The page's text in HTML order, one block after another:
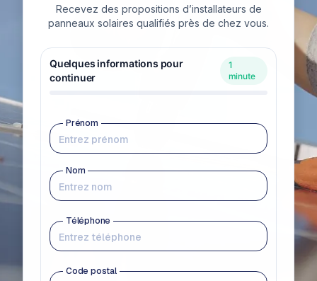
Recevez des propositions d’installateurs de
panneaux solaires qualifiés près de chez vous.